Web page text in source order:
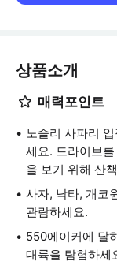
상품소개
매력포인트
노슬리 사파리
세요. 드라이브
을 보기 위해 산
사자, 낙타, 개코
관람하세요.
550에이커에 달
대륙을 탐험하세